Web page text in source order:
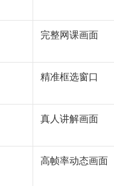
完整网课画面
精准框选窗口
真人讲解画面
高帧率动态画面